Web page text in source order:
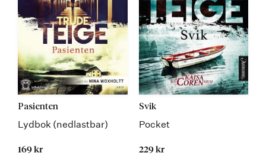
Pasienten
Lydbok (nedlastbar)
169 kr
Svik
Pocket
229 kr